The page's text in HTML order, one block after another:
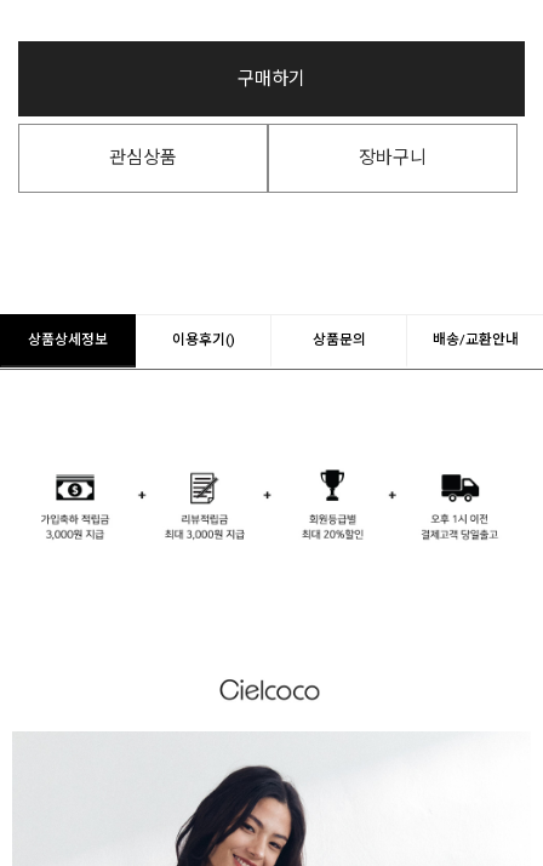
구매하기
관심상품 장바구니
상품상세정보 이용후기() 상품문의 배송/교환안내